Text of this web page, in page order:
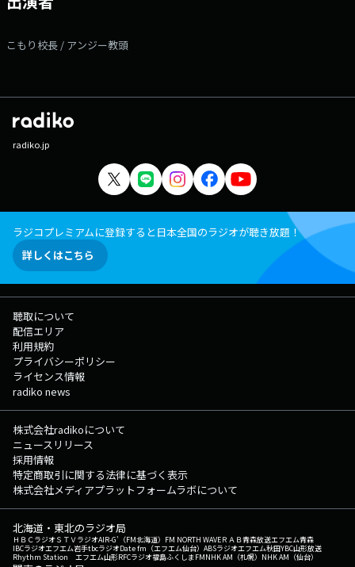
る：03-3221-1800 ★番組WEBサイトはコチラ! 【今夜の時間割】
『新しい学校のリーダーズLOCKS!』＜新しい学校のリーダーズ＞
▽22:30頃～『生放送教室②』＜こもり校長・アンジー教頭＞ ▽22:55頃
▽23:30頃～『生放送教室③』＜こもり校長・アンジー教頭＞ SCHOOL
OF LOCK!は毎日入れ替わりでアーティスト講師が登場! 各曜日の詳しい
時間割はSCHOOL OF LOCK!の入学のしおりをチェック! ---今夜の各
LOCKS!の授業内容はコチラ!--- ▽22:18頃～『新しい学校のリーダーズ
校のリーダーズLOCKS!」が開講!!!! 今夜は、この夏の”Arigato! ”をお話
していきます！ さらに、今週月〜木の間に【新しい学校のリーダーズ
リーダーズLOCKS!ロゴステッカー “ をプレゼント！！！！ ぜひ書き込
みしてくださいね〜！ ★新しい学校のリーダーズLOCKS!掲示板へ
★新しい学校のリーダーズLOCKS!先生へのメールはコチラ! ▽22:55頃
～(一部地域を除き)『どっちのCat or Dog』 この2択なら、どちらを選
ぶ？ こんなシチュエーションなら、どんな行動をとる？ 生徒の声
は、"今"を知るための貴重な情報！ 君の選択が、かつてない"ビッグ・
スクール・データ"を完成させる…！ さあ、選ぶのはどっち？ ◇特設
サイト ▽23:00〜23:06 『ANZEN LOCKS!』 毎週月曜日は、安藤全一
(アンドウゼンイチ)、通称“アンゼン先生”による交通安全の授業、ANZEN
LOCKS! ★ANZEN LOCKS!へのメッセージはコチラから! ★ANZEN
LOCKS!の特設サイトは▶︎コチラから! ▽23:08頃～『ミセス
LOCKS!』 "今"を学ぶ超現代史の講師 Mrs. GREEN APPLE先生！ 今夜
の授業テーマは『僕達の今』。 生徒のみんなから届いたメッセージを
元に、ここ最近のミセス先生の活動にまつわるお話をしていきます。
書き込みはいつでも自由に受付中！君の今についても教えてください！
oasisの日本公演チケット取れました!! などなんでもOKです！ メッセ
ージは［ミセスLOCKS!掲示板］もしくは［ミセス先生宛のメール］から
（＾◇＾）！！ Xでのポストは「#ミセスLOCKS」でお願いします☆
彡 ★ミセスLOCKS!掲示板へ ★ミセスLOCKS!へのメールはコチラか
◇Instagram ▽22:15〜 【 新しい学校のリーダーズLOCKS! 】 生徒の
みんなの【青春の講師】として“今を全力で楽しむこと”をスローガンと
こもり校長 / アンジー教頭
radiko.jp
ラジコプレミアムに登録すると日本全国のラジオが聴き放題！
詳しくはこちら
聴取について
配信エリア
利用規約
プライバシーポリシー
ライセンス情報
radiko news
株式会社radikoについて
ニュースリリース
採用情報
特定商取引に関する法律に基づく表示
株式会社メディアプラットフォームラボについて
北海道・東北のラジオ局
ＨＢＣラジオＳＴＶラジオAIR-G'（FM北海道） FM NORTH WAVEＲＡＢ青森放送エフエム青森
IBCラジオエフエム岩手tbcラジオDate fm（エフエム仙台） ABSラジオエフエム秋田YBC山形放送
Rhythm Station エフエム山形RFCラジオ福島ふくしまFMNHK AM（札幌） NHK AM（仙台）